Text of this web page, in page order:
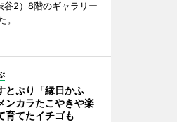
谷2）8階のギャラリー
。
とぷり「縁日かふ
カラたこやきや楽
育てたイチゴも